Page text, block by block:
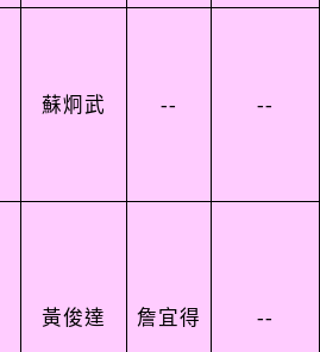
蘇炯武 -- --
黃俊達 詹宜得 --